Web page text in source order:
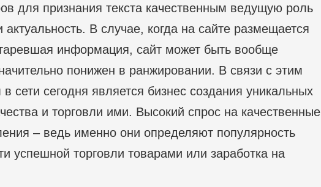
для признания текста качественным ведущую роль
актуальность. В случае, когда на сайте размещается
информация, сайт может быть вообще
понижен в ранжировании. В связи с этим
сети сегодня является бизнес создания уникальных
и торговли ими. Высокий спрос на качественные
– ведь именно они определяют популярность
успешной торговли товарами или заработка на